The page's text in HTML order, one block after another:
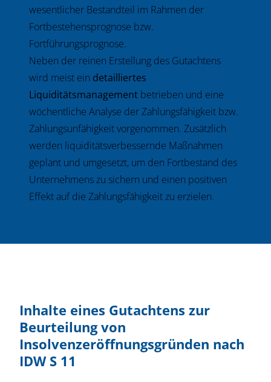
wesentlicher Bestandteil im Rahmen der
Fortbestehensprognose bzw.
Fortführungsprognose.
Neben der reinen Erstellung des Gutachtens
wird meist ein detailliertes
Liquiditätsmanagement betrieben und eine
wöchentliche Analyse der Zahlungsfähigkeit bzw.
Zahlungsunfähigkeit vorgenommen. Zusätzlich
werden liquiditätsverbessernde Maßnahmen
geplant und umgesetzt, um den Fortbestand des
Unternehmens zu sichern und einen positiven
Effekt auf die Zahlungsfähigkeit zu erzielen.
Inhalte eines Gutachtens zur
Beurteilung von
Insolvenzeröffnungsgründen nach
IDW S 11